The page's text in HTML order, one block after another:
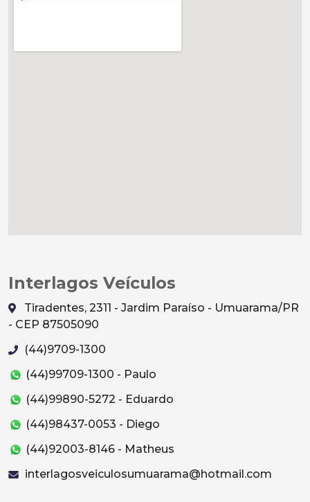
Interlagos Veículos
Tiradentes, 2311 - Jardim Paraíso - Umuarama/PR
- CEP 87505090
(44)9709-1300
(44)99709-1300 - Paulo
(44)99890-5272 - Eduardo
(44)98437-0053 - Diego
(44)92003-8146 - Matheus
interlagosveiculosumuarama@hotmail.com